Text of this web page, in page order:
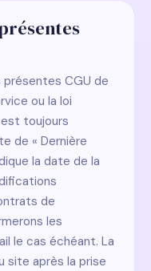
CGU de
ou la loi
toujours
de « Dernière
la date de la
de
les
le cas échéant. La
site après la prise